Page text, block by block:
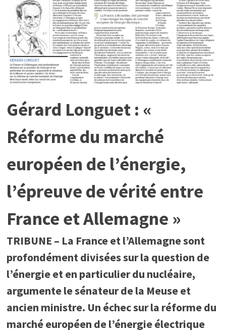
Gérard Longuet : «
Réforme du marché
européen de l’énergie,
l’épreuve de vérité entre
France et Allemagne »
TRIBUNE – La France et l’Allemagne sont
profondément divisées sur la question de
l’énergie et en particulier du nucléaire,
argumente le sénateur de la Meuse et
ancien ministre. Un échec sur la réforme du
marché européen de l’énergie électrique